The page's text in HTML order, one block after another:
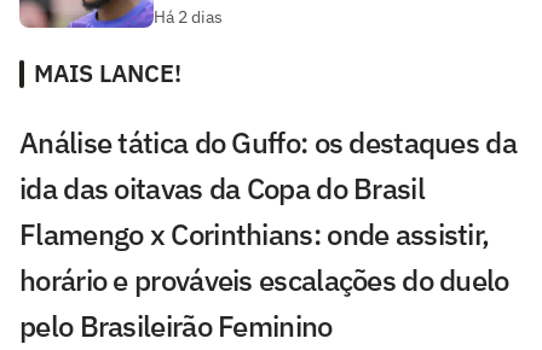
Há 2 dias
MAIS LANCE!
Análise tática do Guffo: os destaques da
ida das oitavas da Copa do Brasil
Flamengo x Corinthians: onde assistir,
horário e prováveis escalações do duelo
pelo Brasileirão Feminino